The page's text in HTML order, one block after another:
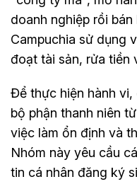
doanh nghiệp rồi
Campuchia sử dụng
đoạt tài sản, rửa tiền
Để thực hiện hành
bộ phận thanh niên
việc làm ổn định và
Nhóm này yêu cầu
tin cá nhân đăng ký